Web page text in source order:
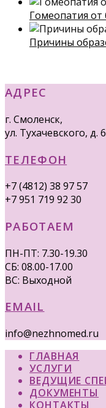
Гомеопатия
Причины
АДРЕС
г. Смоленск,
ул. Тухачевского, д. 6
ТЕЛЕФОН
+7 (4812) 38 97 57
+7 951 719 92 30
РАБОТАЕМ
ПН-ПТ: 7.30-19.30
СБ: 08.00-17.00
ВС: Выходной
EMAIL
info@nezhnomed.ru
ГЛАВНАЯ
УСЛУГИ
ВЕДУЩИЕ
ДОКУМЕНТЫ
КОНТАКТЫ